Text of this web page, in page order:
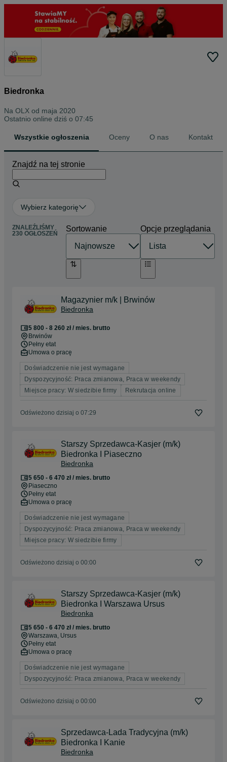
Biedronka
Na OLX od maja 2020
Ostatnio online dziś o 07:45
Wszystkie ogłoszenia Oceny O nas Kontakt
Znajdź na tej stronie
Wybierz kategorię
ZNALEŹLIŚMY
230 OGŁOSZEŃ
Sortowanie Opcje przeglądania
Magazynier m/k | Brwinów
Biedronka
5 800 - 8 260 zł / mies. brutto
Brwinów
Pełny etat
Umowa o pracę
Doświadczenie nie jest wymagane
Dyspozycyjność: Praca zmianowa, Praca w weekendy
Miejsce pracy: W siedzibie firmy
Rekrutacja online
Odświeżono dzisiaj o 07:29
Starszy Sprzedawca-Kasjer (m/k)
Biedronka I Piaseczno
Biedronka
5 650 - 6 470 zł / mies. brutto
Piaseczno
Pełny etat
Umowa o pracę
Doświadczenie nie jest wymagane
Dyspozycyjność: Praca zmianowa, Praca w weekendy
Miejsce pracy: W siedzibie firmy
Odświeżono dzisiaj o 00:00
Starszy Sprzedawca-Kasjer (m/k)
Biedronka I Warszawa Ursus
Biedronka
5 650 - 6 470 zł / mies. brutto
Warszawa, Ursus
Pełny etat
Umowa o pracę
Doświadczenie nie jest wymagane
Dyspozycyjność: Praca zmianowa, Praca w weekendy
Odświeżono dzisiaj o 00:00
Sprzedawca-Lada Tradycyjna (m/k)
Biedronka I Kanie
Biedronka